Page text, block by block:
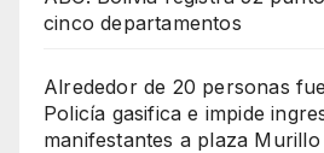
cinco departamentos
Alrededor de 20 personas
Policía gasifica e impide
manifestantes a plaza Murillo